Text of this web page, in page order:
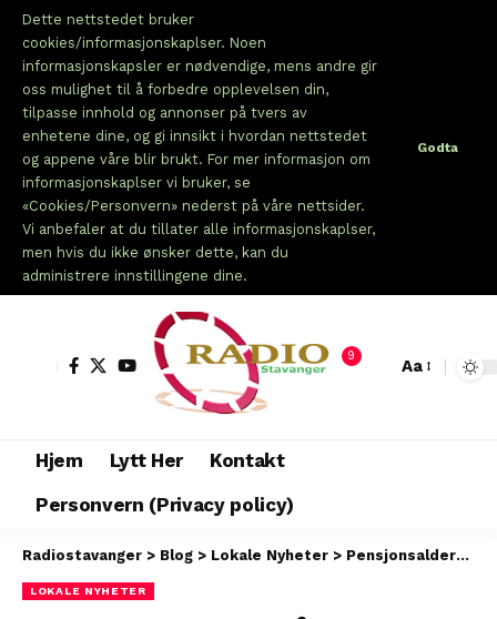
Dette nettstedet bruker
cookies/informasjonskaplser. Noen
informasjonskapsler er nødvendige, mens andre gir
oss mulighet til å forbedre opplevelsen din,
tilpasse innhold og annonser på tvers av
enhetene dine, og gi innsikt i hvordan nettstedet
og appene våre blir brukt. For mer informasjon om
informasjonskaplser vi bruker, se
«Cookies/Personvern» nederst på våre nettsider.
Vi anbefaler at du tillater alle informasjonskaplser,
men hvis du ikke ønsker dette, kan du
administrere innstillingene dine.
Godta
9
Aa
Hjem Lytt Her
Kontakt
Personvern (Privacy policy)
Radiostavanger > Blog > Lokale Nyheter > Pensjonsalderen påvirker brannvesenet – NRK Rogaland – Lokale nyheter, TV og radio
LOKALE NYHETER